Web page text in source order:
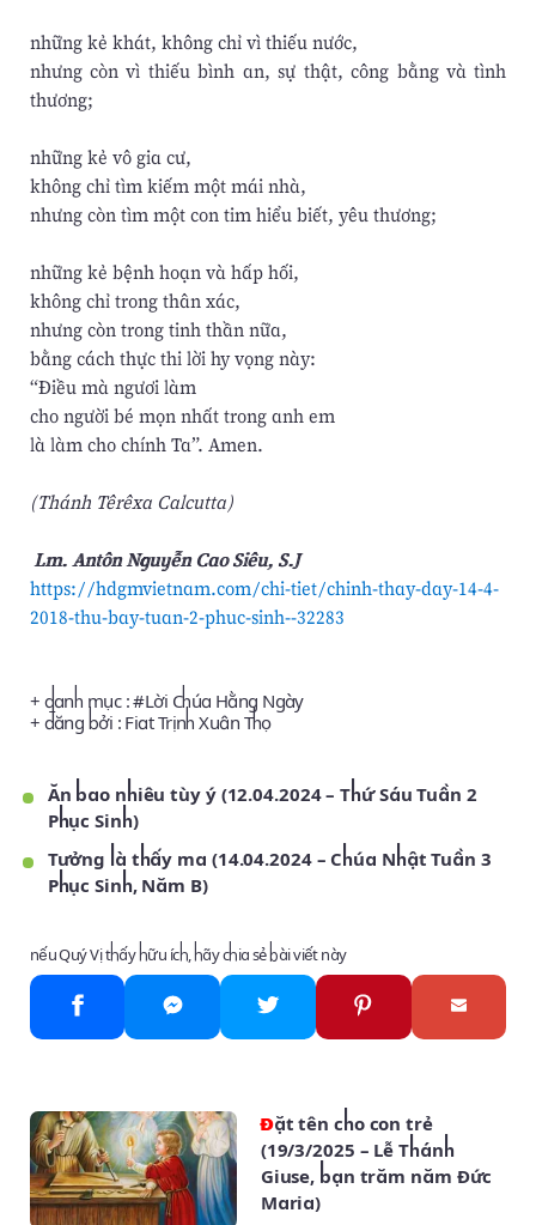
những kẻ khát, không chỉ vì thiếu nước,
nhưng còn vì thiếu bình an, sự thật, công bằng và tình
thương;
những kẻ vô gia cư,
không chỉ tìm kiếm một mái nhà,
nhưng còn tìm một con tim hiểu biết, yêu thương;
những kẻ bệnh hoạn và hấp hối,
không chỉ trong thân xác,
nhưng còn trong tinh thần nữa,
bằng cách thực thi lời hy vọng này:
“Điều mà ngươi làm
cho người bé mọn nhất trong anh em
là làm cho chính Ta”. Amen.
(Thánh Têrêxa Calcutta)
ㅤ ㅤLm. Antôn Nguyễn Cao Siêu, S.J
https://hdgmvietnam.com/chi-tiet/chinh-thay-day-14-4-
2018-thu-bay-tuan-2-phuc-sinh--32283
+ danh mục : #Lời Chúa Hằng Ngày
+ đăng bởi : Fiat Trịnh Xuân Thọ
Ăn bao nhiêu tùy ý (12.04.2024 – Thứ Sáu Tuần 2
Phục Sinh)
Tưởng là thấy ma (14.04.2024 – Chúa Nhật Tuần 3
Phục Sinh, Năm B)
nếu Quý Vị thấy hữu ích, hãy chia sẻ bài viết này
Đặt tên cho con trẻ
(19/3/2025 – Lễ Thánh
Giuse, bạn trăm năm Đức
Maria)